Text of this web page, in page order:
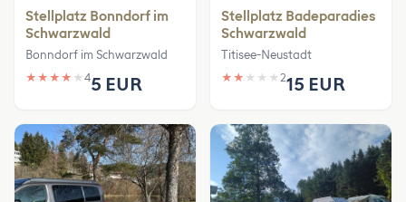
Stellplatz Bonndorf im
Schwarzwald
Bonndorf im Schwarzwald
★ ★ ★ ★ ★ 45 EUR
Stellplatz Badeparadies
Schwarzwald
Titisee-Neustadt
★ ★ ★ ★ ★ 215 EUR